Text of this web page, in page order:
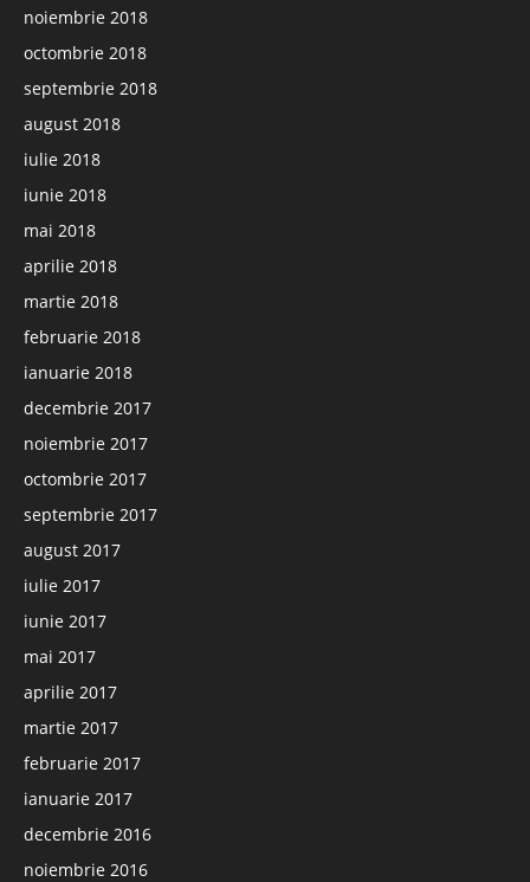
noiembrie 2018
octombrie 2018
septembrie 2018
august 2018
iulie 2018
iunie 2018
mai 2018
aprilie 2018
martie 2018
februarie 2018
ianuarie 2018
decembrie 2017
noiembrie 2017
octombrie 2017
septembrie 2017
august 2017
iulie 2017
iunie 2017
mai 2017
aprilie 2017
martie 2017
februarie 2017
ianuarie 2017
decembrie 2016
noiembrie 2016